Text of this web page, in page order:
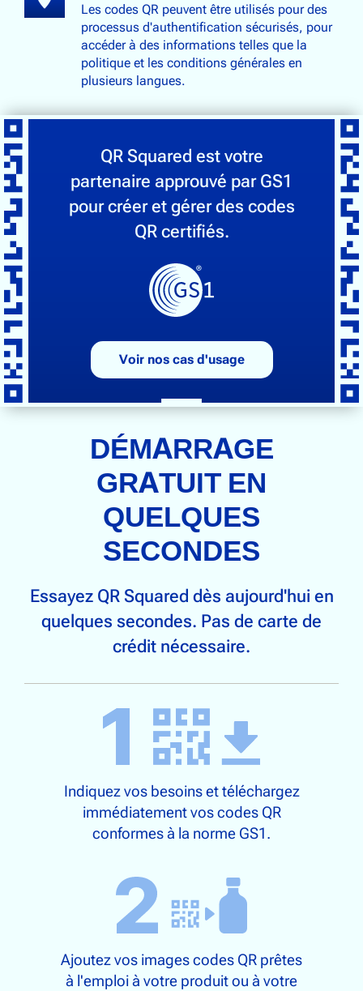
Les codes QR peuvent être utilisés pour des
processus d'authentification sécurisés, pour
accéder à des informations telles que la
politique et les conditions générales en
plusieurs langues.
QR Squared est votre
partenaire approuvé par GS1
pour créer et gérer des codes
QR certifiés.
Voir nos cas d'usage
DÉMARRAGE
GRATUIT EN
QUELQUES
SECONDES
Essayez QR Squared dès aujourd'hui en
quelques secondes. Pas de carte de
crédit nécessaire.
Indiquez vos besoins et téléchargez
immédiatement vos codes QR
conformes à la norme GS1.
Ajoutez vos images codes QR prêtes
à l'emploi à votre produit ou à votre